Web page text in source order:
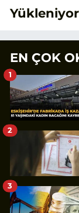
EN ÇOK
1
2
3